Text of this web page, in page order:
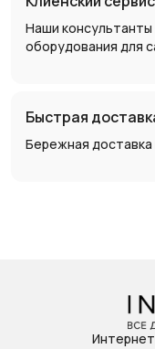
Наши
оборудования для
Быстрая
Бережная доставка